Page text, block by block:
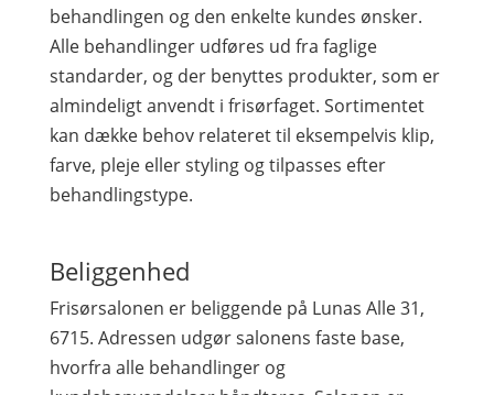
behandlingen og den enkelte kundes ønsker.
Alle behandlinger udføres ud fra faglige
standarder, og der benyttes produkter, som er
almindeligt anvendt i frisørfaget. Sortimentet
kan dække behov relateret til eksempelvis klip,
farve, pleje eller styling og tilpasses efter
behandlingstype.
Beliggenhed
Frisørsalonen er beliggende på Lunas Alle 31,
6715. Adressen udgør salonens faste base,
hvorfra alle behandlinger og